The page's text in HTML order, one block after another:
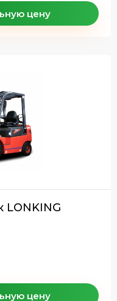
цену
LONKING
цену